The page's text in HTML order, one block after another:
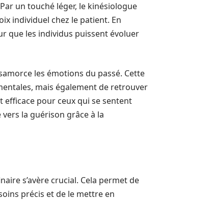
un touché léger, le kinésiologue
individuel chez le patient. En
que les individus puissent évoluer
les émotions du passé. Cette
mais également de retrouver
efficace pour ceux qui se sentent
la guérison grâce à la
s’avère crucial. Cela permet de
précis et de le mettre en